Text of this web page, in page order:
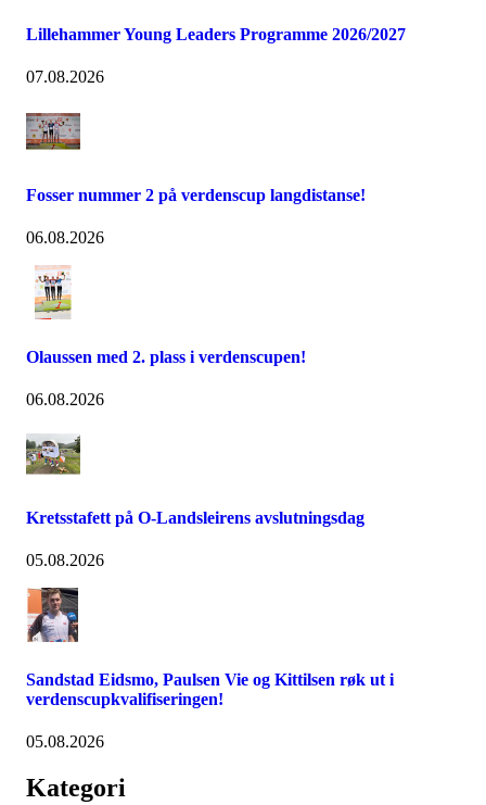
Lillehammer Young Leaders Programme 2026/2027
07.08.2026
Fosser nummer 2 på verdenscup langdistanse!
06.08.2026
Olaussen med 2. plass i verdenscupen!
06.08.2026
Kretsstafett på O-Landsleirens avslutningsdag
05.08.2026
Sandstad Eidsmo, Paulsen Vie og Kittilsen røk ut i
verdenscupkvalifiseringen!
05.08.2026
Kategori